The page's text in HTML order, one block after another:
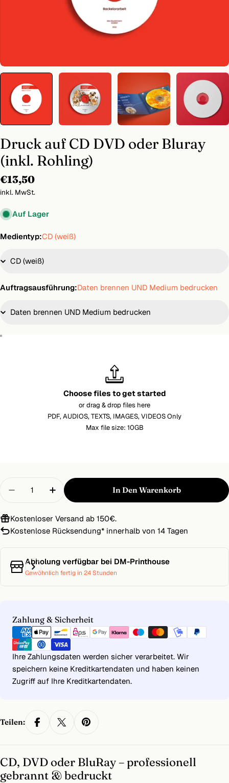
Druck auf CD DVD oder Bluray
(inkl. Rohling)
Regulärer
Preis
€13,50
inkl. MwSt.
Auf Lager
Medientyp:CD (weiß)
Auftragsausführung:Daten brennen UND Medium bedrucken
Choose files to get started
or drag & drop files here
PDF, AUDIOS, TEXTS, IMAGES, VIDEOS Only
Max file size: 10GB
Menge Für Druck Auf CD DVD Oder Bluray
Menge Für Druck Auf CD DVD Oder
In Den Warenkorb
Kostenloser Versand ab 150€.
Kostenlose Rücksendung* innerhalb von 14 Tagen
Abholung verfügbar bei DM-Printhouse
Gewöhnlich fertig in 24 Stunden
Zahlung & Sicherheit
Zahlungsmethoden
Ihre Zahlungsdaten werden sicher verarbeitet. Wir
speichern keine Kreditkartendaten und haben keinen
Zugriff auf Ihre Kreditkartendaten.
Teilen:
CD, DVD oder BluRay – professionell
gebrannt & bedruckt